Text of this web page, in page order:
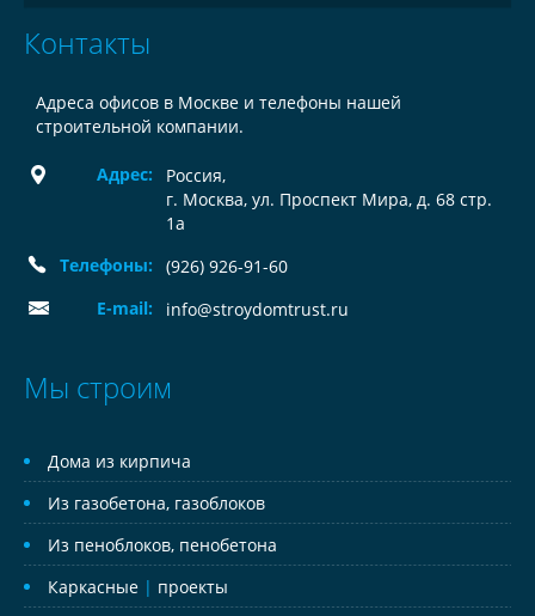
Контакты
Адреса офисов в Москве и телефоны нашей
строительной компании.
Адрес: Россия,
г. Москва, ул. Проспект Мира, д. 68 стр.
1а
Телефоны:
(926) 926-91-60
E-mail:
info@stroydomtrust.ru
Мы строим
Дома из кирпича
Из газобетона, газоблоков
Из пеноблоков, пенобетона
Каркасные | проекты